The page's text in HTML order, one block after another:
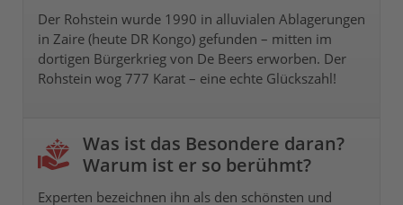
Der Rohstein wurde 1990 in alluvialen Ablagerungen
in Zaire (heute DR Kongo) gefunden – mitten im
dortigen Bürgerkrieg von De Beers erworben. Der
Rohstein wog 777 Karat – eine echte Glückszahl!
Was ist das Besondere daran?
Warum ist er so berühmt?
Experten bezeichnen ihn als den schönsten und